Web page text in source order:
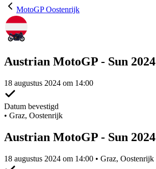
MotoGP Oostenrijk
Austrian MotoGP - Sun 2024
18 augustus 2024 om 14:00
Datum bevestigd
• Graz, Oostenrijk
Austrian MotoGP - Sun 2024
18 augustus 2024 om 14:00 • Graz, Oostenrijk